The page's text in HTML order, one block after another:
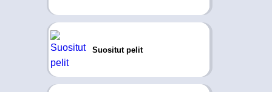
Suositut pelit